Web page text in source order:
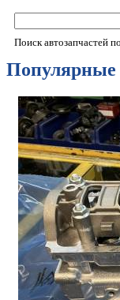
Поиск автозапчастей
Популярные